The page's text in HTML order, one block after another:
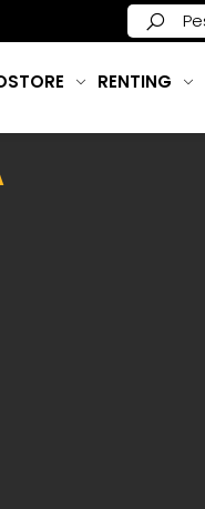
RENTING